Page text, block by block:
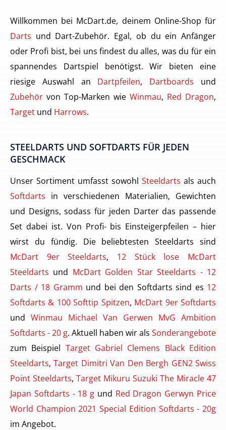
Willkommen bei McDart.de, deinem Online-Shop für
Darts und Dart-Zubehör. Egal, ob du ein Anfänger
oder Profi bist, bei uns findest du alles, was du für ein
spannendes Dartspiel benötigst. Wir bieten eine
riesige Auswahl an Dartpfeilen, Dartboards und
Zubehör von Top-Marken wie Winmau, Red Dragon,
Target und Harrows.
STEELDARTS UND SOFTDARTS FÜR JEDEN
GESCHMACK
Unser Sortiment umfasst sowohl Steeldarts als auch
Softdarts in verschiedenen Materialien, Gewichten
und Designs, sodass für jeden Darter das passende
Set dabei ist. Von Profi- bis Einsteigerpfeilen – hier
wirst du fündig. Die beliebtesten Steeldarts sind
McDart 9er Steeldarts, 12 Stück lose McDart
Steeldarts und McDart Golden Star Steeldarts - 12
Darts / 18 Gramm und bei den Softdarts sind es 12
Softdarts & 100 Softtip Spitzen, McDart 9er Softdarts
und Winmau Michael Van Gerwen MvG Ambition
Softdarts - 20 g. Aktuell haben wir als Sonderangebote
zum Beispiel Target Gabriel Clemens Black Edition
Steeldarts,Target Dimitri Van Den Bergh GEN2 Swiss
Point Steeldarts, Target Mikuru Suzuki The Miracle 47
Japan Softdarts - 18 g und Red Dragon Gerwyn Price
World Champion 2021 Special Edition Softdarts - 20g
im Angebot.